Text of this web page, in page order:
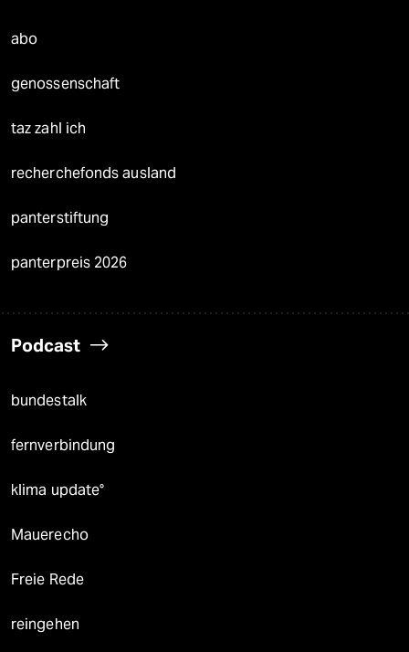
abo
genossenschaft
taz zahl ich
recherchefonds ausland
panterstiftung
panterpreis 2026
Podcast
bundestalk
fernverbindung
klima update°
Mauerecho
Freie Rede
reingehen